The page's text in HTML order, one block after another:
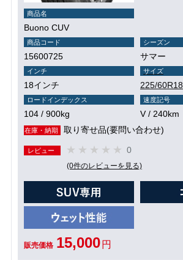
商品名
Buono CUV
商品コード
15600725
シーズン
サマー
インチ
18インチ
サイズ
225/60R18
ロードインデックス
104 / 900kg
速度記号
V / 240km
在庫・納期 取り寄せ品(要問い合わせ)
レビュー 0
(0件のレビューを見る)
販売価格 15,000 円